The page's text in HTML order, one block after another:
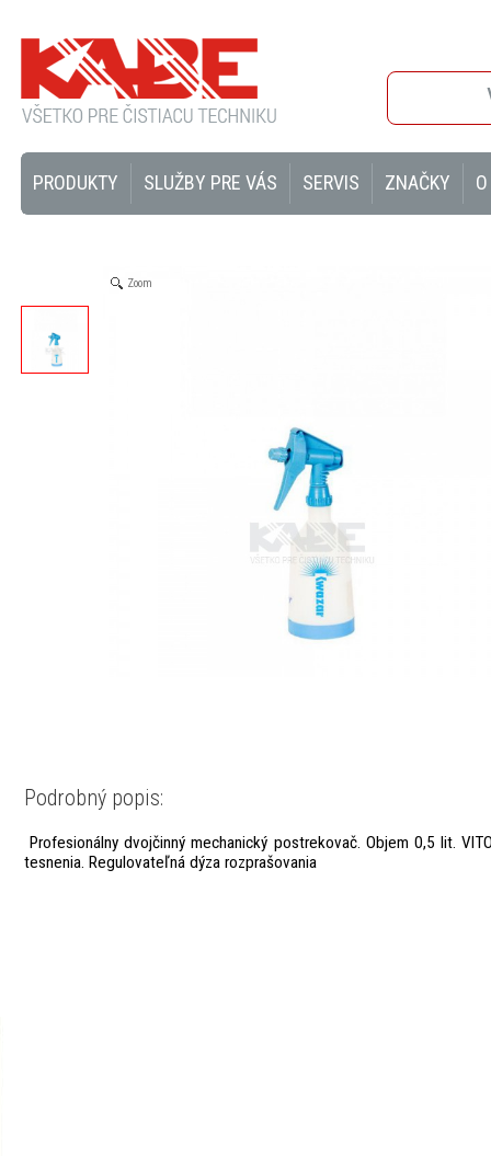
PRODUKTY SLUŽBY PRE VÁS SERVIS ZNAČKY
Zoom
Podrobný popis:
Profesionálny dvojčinný mechanický postrekovač. Objem 0,5 lit.
tesnenia. Regulovateľná dýza rozprašovania